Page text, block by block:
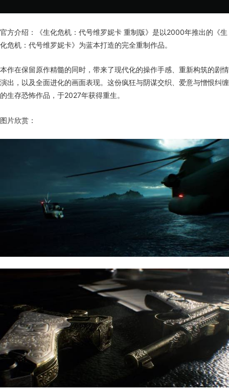
官方介绍：《生化危机：代号维罗妮卡 重制版》是以2000年推出的《生
化危机：代号维罗妮卡》为蓝本打造的完全重制作品。
本作在保留原作精髓的同时，带来了现代化的操作手感、重新构筑的剧情
演出，以及全面进化的画面表现。这份疯狂与阴谋交织、爱意与憎恨纠缠
的生存恐怖作品，于2027年获得重生。
图片欣赏：